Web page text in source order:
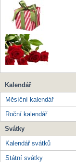
Kalendář
Měsíční kalendář
Roční kalendář
Svátky
Kalendář svátků
Státní svátky